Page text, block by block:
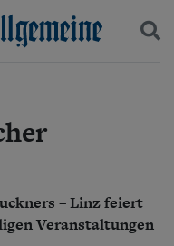
– Linz feiert
Veranstaltungen